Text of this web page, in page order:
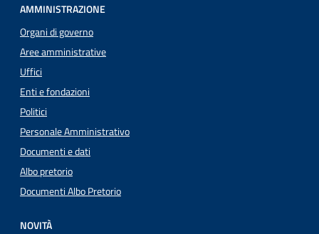
AMMINISTRAZIONE
Organi di governo
Aree amministrative
Uffici
Enti e fondazioni
Politici
Personale Amministrativo
Documenti e dati
Albo pretorio
Documenti Albo Pretorio
NOVITÀ